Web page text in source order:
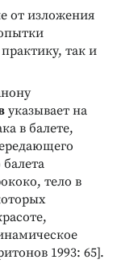
от изложения
так и
указывает на
в балете,
тело в
1993: 65].